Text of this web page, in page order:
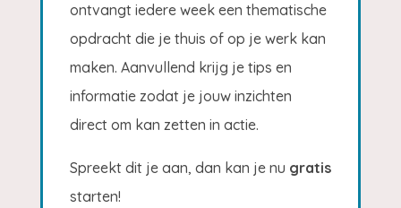
ontvangt iedere week een thematische
opdracht die je thuis of op je werk kan
maken. Aanvullend krijg je tips en
informatie zodat je jouw inzichten
direct om kan zetten in actie.
Spreekt dit je aan, dan kan je nu gratis
starten!